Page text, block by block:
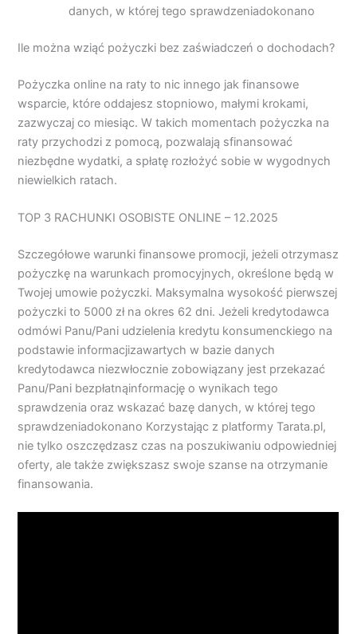
danych, w której tego sprawdzeniadokonano
Ile można wziąć pożyczki bez zaświadczeń o dochodach?
Pożyczka online na raty to nic innego jak finansowe
wsparcie, które oddajesz stopniowo, małymi krokami,
zazwyczaj co miesiąc. W takich momentach pożyczka na
raty przychodzi z pomocą, pozwalają sfinansować
niezbędne wydatki, a spłatę rozłożyć sobie w wygodnych
niewielkich ratach.
TOP 3 RACHUNKI OSOBISTE ONLINE – 12.2025
Szczegółowe warunki finansowe promocji, jeżeli otrzymasz
pożyczkę na warunkach promocyjnych, określone będą w
Twojej umowie pożyczki. Maksymalna wysokość pierwszej
pożyczki to 5000 zł na okres 62 dni. Jeżeli kredytodawca
odmówi Panu/Pani udzielenia kredytu konsumenckiego na
podstawie informacjizawartych w bazie danych
kredytodawca niezwłocznie zobowiązany jest przekazać
Panu/Pani bezpłatnąinformację o wynikach tego
sprawdzenia oraz wskazać bazę danych, w której tego
sprawdzeniadokonano Korzystając z platformy Tarata.pl,
nie tylko oszczędzasz czas na poszukiwaniu odpowiedniej
oferty, ale także zwiększasz swoje szanse na otrzymanie
finansowania.